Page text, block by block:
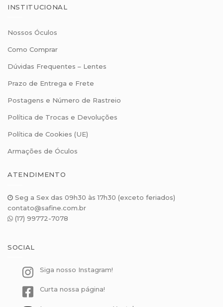
INSTITUCIONAL
Nossos Óculos
Como Comprar
Dúvidas Frequentes – Lentes
Prazo de Entrega e Frete
Postagens e Número de Rastreio
Política de Trocas e Devoluções
Política de Cookies (UE)
Armações de Óculos
ATENDIMENTO
Seg a Sex das 09h30 às 17h30 (exceto feriados)
contato@safine.com.br
(17) 99772-7078
SOCIAL
Siga nosso Instagram!
Curta nossa página!